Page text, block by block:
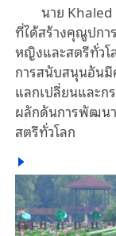
นาย Khaled
ที่ได้สร้างคุณูปกา
หญิงและสตรีทั่วโ
การสนับสนุนอันมี
แลกเปลี่ยนและก
ผลักดันการพัฒน
สตรีทั่วโลก